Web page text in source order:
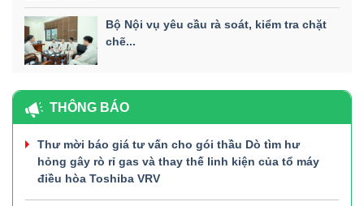
Bộ Nội vụ yêu cầu rà soát, kiểm tra chặt
chẽ...
THÔNG BÁO
Thư mời báo giá tư vấn cho gói thầu Dò tìm hư
hỏng gây rò rỉ gas và thay thế linh kiện của tổ máy
điều hòa Toshiba VRV